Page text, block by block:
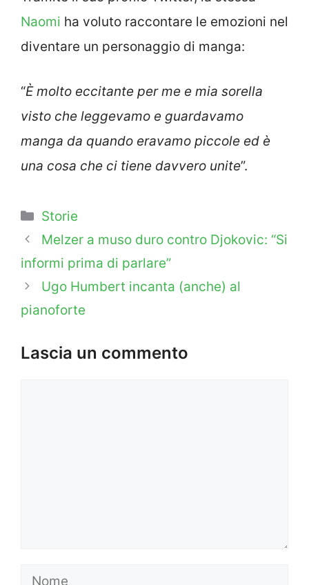
Naomi ha voluto raccontare le emozioni nel
diventare un personaggio di manga:
“È molto eccitante per me e mia sorella
visto che leggevamo e guardavamo
manga da quando eravamo piccole ed è
una cosa che ci tiene davvero unite”.
Categorie
Storie
Melzer a muso duro contro Djokovic: “Si
informi prima di parlare”
Ugo Humbert incanta (anche) al
pianoforte
Lascia un commento
Nome